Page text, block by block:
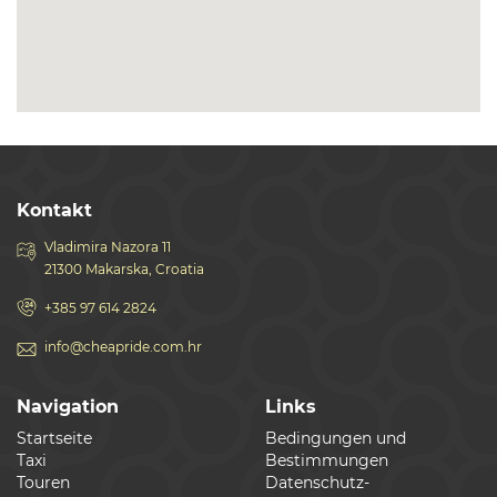
Kontakt
Vladimira Nazora 11
21300 Makarska, Croatia
+385 97 614 2824
info@cheapride.com.hr
Navigation
Startseite
Taxi
Touren
Links
Bedingungen und
Bestimmungen
Datenschutz-